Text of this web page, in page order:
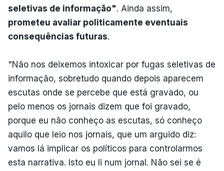
seletivas de informação". Ainda assim,
prometeu avaliar politicamente eventuais
consequências futuras.
"Não nos deixemos intoxicar por fugas seletivas de
informação, sobretudo quando depois aparecem
escutas onde se percebe que está gravado, ou
pelo menos os jornais dizem que foi gravado,
porque eu não conheço as escutas, só conheço
aquilo que leio nos jornais, que um arguido diz:
vamos lá implicar os políticos para controlarmos
esta narrativa. Isto eu li num jornal. Não sei se é